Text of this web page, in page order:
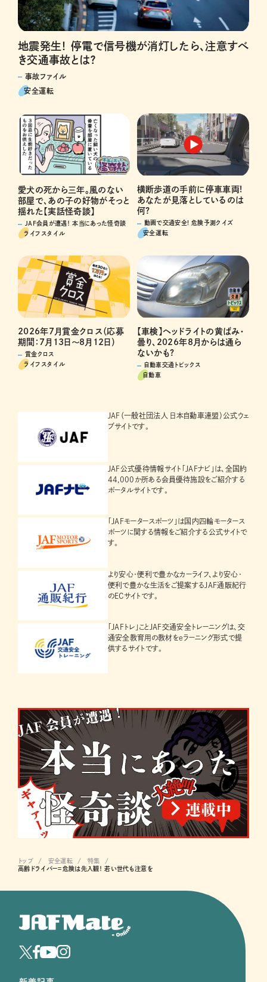
地震発生！ 停電で信号機が消灯したら、注意すべ
き交通事故とは？
事故ファイル
安全運転
愛犬の死から三年。風のない
部屋で、あの子の好物がそっと
揺れた【実話怪奇談】
JAF会員が遭遇！ 本当にあった怪奇談
ライフスタイル
横断歩道の手前に停車車両!
あなたが見落としているのは
何?
動画で交通安全! 危険予測クイズ
安全運転
2026年7月賞金クロス（応募
期間：7月13日～8月12日）
賞金クロス
ライフスタイル
【車検】ヘッドライトの黄ばみ・
曇り、2026年8月からは通ら
ないかも?
自動車交通トピックス
自動車
JAF（一般社団法人 日本自動車連盟）公式ウェ
ブサイトです。
JAF公式優待情報サイト「JAFナビ」は、全国約
44,000か所ある会員優待施設をご紹介する
ポータルサイトです。
「JAFモータースポーツ」は国内四輪モータース
ポーツに関する情報をご紹介する公式サイトで
す。
より安心・便利で豊かなカーライフ、より安心・
便利で豊かな生活をご提案するJAF通販紀行
のECサイトです。
「JAFトレ」ことJAF交通安全トレーニングは、交
通安全教育用の教材をeラーニング形式で提
供するサイトです。
トップ 安全運転
特集
高齢ドライバー＝危険は先入観！ 若い世代も注意を